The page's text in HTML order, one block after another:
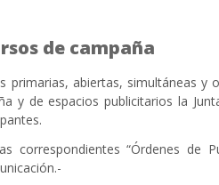
de campaña
primarias, abiertas, simultáneas y
y de espacios publicitarios la
correspondientes “Órdenes de